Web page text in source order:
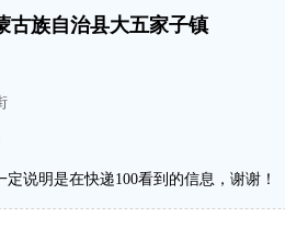
古族自治县大五家子镇
定说明是在快递100看到的信息，谢谢！